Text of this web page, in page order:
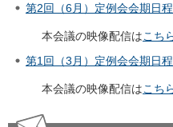
第2回（6月）定例会会期日程
本会議の映像配信はこち
第1回（3月）定例会会期日程
本会議の映像配信はこち